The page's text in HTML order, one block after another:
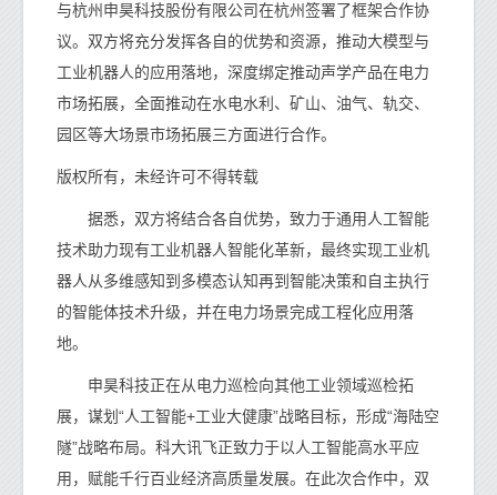
与杭州申昊科技股份有限公司在杭州签署了框架合作协
议。双方将充分发挥各自的优势和资源，推动大模型与
工业机器人的应用落地，深度绑定推动声学产品在电力
市场拓展，全面推动在水电水利、矿山、油气、轨交、
园区等大场景市场拓展三方面进行合作。
版权所有，未经许可不得转载
据悉，双方将结合各自优势，致力于通用人工智能
技术助力现有工业机器人智能化革新，最终实现工业机
器人从多维感知到多模态认知再到智能决策和自主执行
的智能体技术升级，并在电力场景完成工程化应用落
地。
申昊科技正在从电力巡检向其他工业领域巡检拓
展，谋划“人工智能+工业大健康”战略目标，形成“海陆空
隧”战略布局。科大讯飞正致力于以人工智能高水平应
用，赋能千行百业经济高质量发展。在此次合作中，双